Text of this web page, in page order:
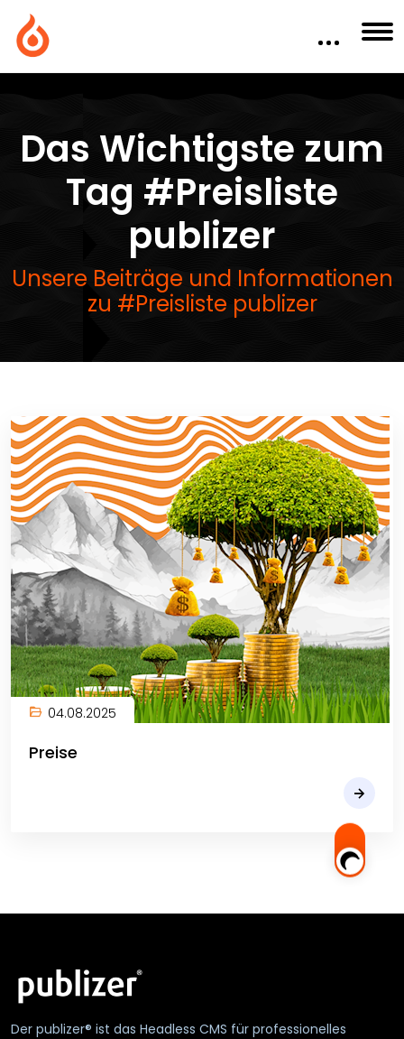
Das Wichtigste zum
Tag #Preisliste
publizer
Unsere Beiträge und Informationen
zu #Preisliste publizer
04.08.2025
Preise
Der publizer® ist das Headless CMS für professionelles